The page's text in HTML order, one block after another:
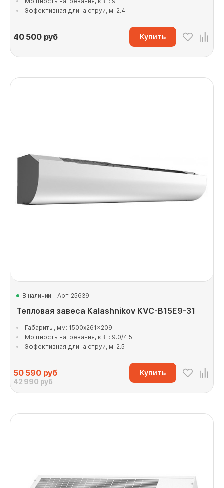
Эффективная длина струи, м: 2.4
40 500руб Купить
В наличии Арт. 25639
Тепловая завеса Kalashnikov KVC-B15E9-31
Габариты, мм: 1500x261x209
Мощность нагревания, кВт: 9.0/4.5
Эффективная длина струи, м: 2.5
50 590руб
42 990 руб
Купить